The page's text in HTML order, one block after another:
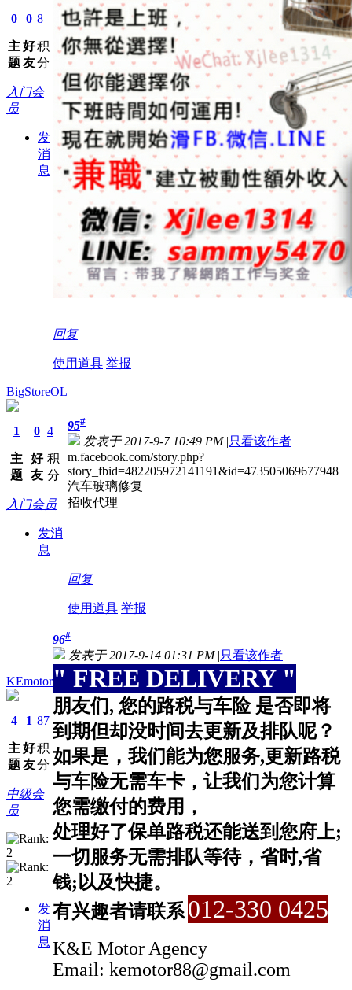
0
主
题
0
好
友
8
积
分
入门会
员
发
消
息
回复
使用道具 举报
BigStoreOL
1
主
题
0
好
友
4
积
分
入门会员
发消
息
95#
发表于 2017-9-7 10:49 PM |只看该作者
m.facebook.com/story.php?
story_fbid=482205972141191&id=473505069677948
汽车玻璃修复
招收代理
回复
使用道具 举报
KEmotor
4
主
题
1
好
友
87
积
分
中级会
员
发
消
息
96#
发表于 2017-9-14 01:31 PM |只看该作者
" FREE DELIVERY "
朋友们, 您的路税与车险 是否即将
到期但却没时间去更新及排队呢？
如果是，我们能为您服务,更新路税
与车险无需车卡，让我们为您计算
您需缴付的费用，
处理好了保单路税还能送到您府上;
一切服务无需排队等待，省时,省
钱;以及快捷。
有兴趣者请联系012-330 0425
K&E Motor Agency
Email: kemotor88@gmail.com